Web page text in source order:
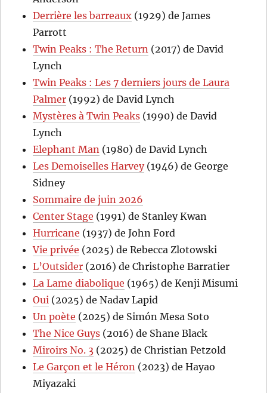
Derrière les barreaux (1929) de James
Parrott
Twin Peaks : The Return (2017) de David
Lynch
Twin Peaks : Les 7 derniers jours de Laura
Palmer (1992) de David Lynch
Mystères à Twin Peaks (1990) de David
Lynch
Elephant Man (1980) de David Lynch
Les Demoiselles Harvey(1946) de George
Sidney
Sommaire de juin 2026
Center Stage (1991) de Stanley Kwan
Hurricane (1937) de John Ford
Vie privée (2025) de Rebecca Zlotowski
L’Outsider (2016) de Christophe Barratier
La Lame diabolique (1965) de Kenji Misumi
Oui (2025) de Nadav Lapid
Un poète (2025) de Simón Mesa Soto
The Nice Guys (2016) de Shane Black
Miroirs No. 3 (2025) de Christian Petzold
Le Garçon et le Héron (2023) de Hayao
Miyazaki